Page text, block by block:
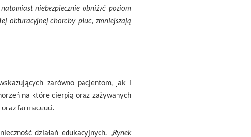
niebezpiecznie obniżyć poziom
obturacyjnej choroby płuc, zmniejszają
zarówno pacjentom, jak i
na które cierpią oraz zażywanych
farmaceuci.
działań edukacyjnych. „Rynek